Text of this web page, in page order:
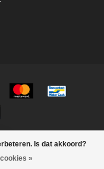
Is dat akkoord?
»
expert